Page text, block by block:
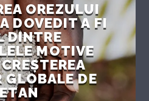
OREZULUI
DOVEDIT A FI
DINTRE
MOTIVE
GLOBALE DE